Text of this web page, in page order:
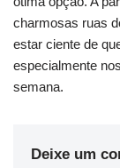
charmosas ruas
estar ciente de
especialmente
semana.
Deixe um